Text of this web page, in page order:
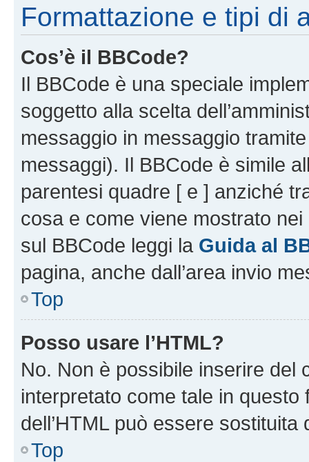
Formattazione e tipi di
Cos’è il BBCode?
Il BBCode è una speciale
soggetto alla scelta
messaggio in messaggio
messaggi). Il BBCode è simile
parentesi quadre [ e ] anziché
cosa e come viene mostrato
sul BBCode leggi la Guida al
pagina, anche dall’area invio
Top
Posso usare l’HTML?
No. Non è possibile inserire del
interpretato come tale in
dell’HTML può essere sostituita
Top